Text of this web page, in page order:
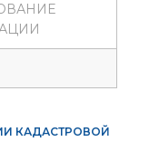
КАДАСТРОВОЙ